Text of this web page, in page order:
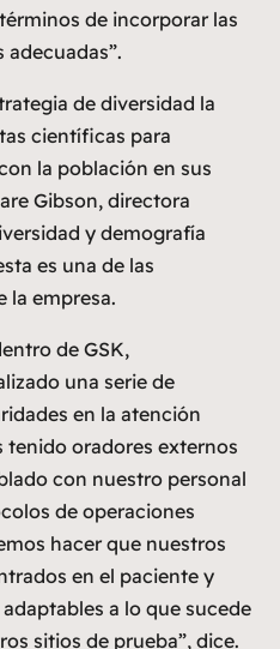
de incorporar las
de diversidad la
científicas para
la población en sus
Gibson, directora
y demografía
es una de las
la empresa.
de GSK,
una serie de
en la atención
tenido oradores externos
con nuestro personal
de operaciones
hacer que nuestros
en el paciente y
a lo que sucede
sitios de prueba”, dice.